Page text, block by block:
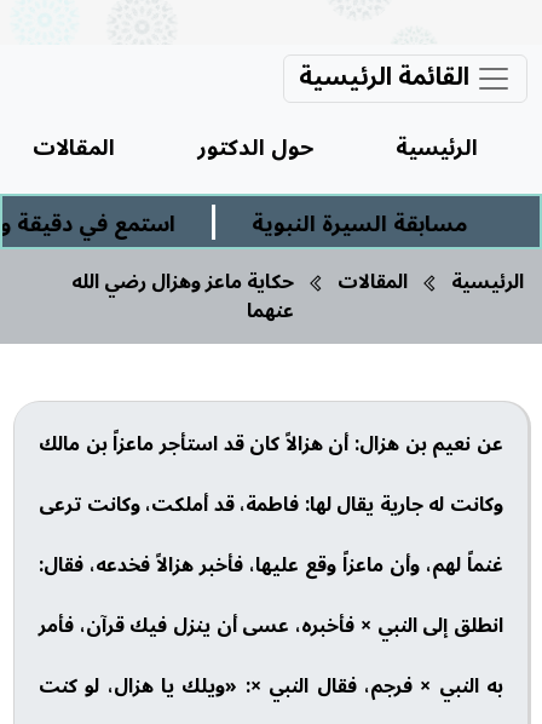
القائمة الرئيسية
الرئيسية حول الدكتور
المقالات
مسابقة السيرة النبوية
| استمع في دقيقة
الرئيسية المقالات حكاية ماعز وهزال رضي الله
عنهما
عن نعيم بن هزال: أن هزالاً كان قد استأجر ماعزاً بن مالك
وكانت له جارية يقال لها: فاطمة، قد أملكت، وكانت ترعى
غنماً لهم، وأن ماعزاً وقع عليها، فأخبر هزالاً فخدعه، فقال:
انطلق إلى النبي × فأخبره، عسى أن ينزل فيك قرآن، فأمر
به النبي × فرجم، فقال النبي ×: «ويلك يا هزال، لو كنت